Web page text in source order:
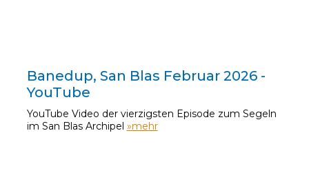
Banedup, San Blas Februar 2026 -
YouTube
YouTube Video der vierzigsten Episode zum Segeln
im San Blas Archipel »mehr